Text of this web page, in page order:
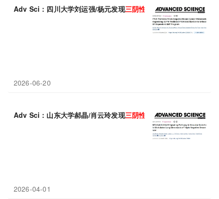
Adv Sci：四川大学刘运强/杨元发现三阴性 乳腺癌转移新靶点
2026-06-20
Adv Sci：山东大学郝晶/肖云玲发现三阴性 乳腺癌转移治疗的潜在
2026-04-01